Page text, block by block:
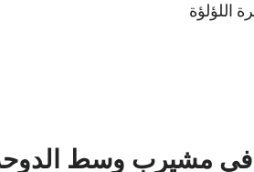
اللؤلؤة
مشيرب وسط